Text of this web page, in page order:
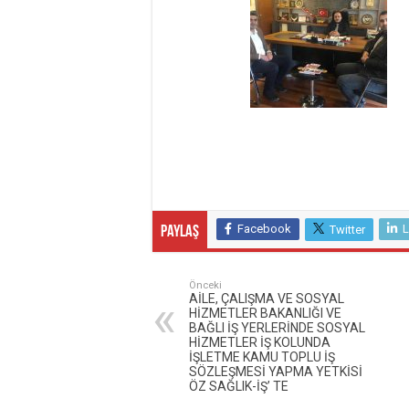
Paylaş Facebook Twitter
Önceki
AİLE, ÇALIŞMA VE SOSYAL
HİZMETLER BAKANLIĞI VE
BAĞLI İŞ YERLERİNDE SOSYAL
HİZMETLER İŞ KOLUNDA
İŞLETME KAMU TOPLU İŞ
SÖZLEŞMESİ YAPMA YETKİSİ
ÖZ SAĞLIK-İŞ’ TE